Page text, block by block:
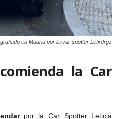
en Madrid por la car spotter Letirdrgz
la Car
por la Car Spotter Leticia